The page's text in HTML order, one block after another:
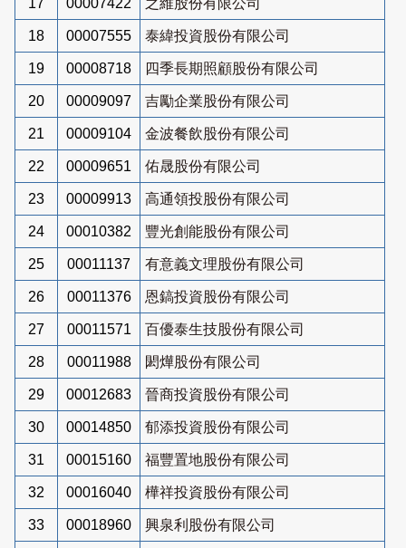
18 00007555 泰緯投資股份有限公司
19 00008718 四季長期照顧股份有限公司
20 00009097 吉勵企業股份有限公司
21 00009104 金波餐飲股份有限公司
22 00009651 佑晟股份有限公司
23 00009913 高通領投股份有限公司
24 00010382 豐光創能股份有限公司
25 00011137 有意義文理股份有限公司
26 00011376 恩鎬投資股份有限公司
27 00011571 百優泰生技股份有限公司
28 00011988 閎燁股份有限公司
29 00012683 晉商投資股份有限公司
30 00014850 郁添投資股份有限公司
31 00015160 福豐置地股份有限公司
32 00016040 樺祥投資股份有限公司
33 00018960 興泉利股份有限公司